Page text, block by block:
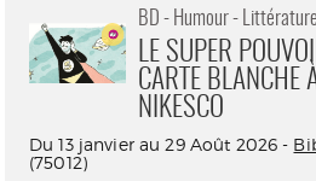
BD - Humour - Littérature
LE SUPER
CARTE BLANCHE
NIKESCO
Du 13 janvier au 29 Août 2026 -
(75012)